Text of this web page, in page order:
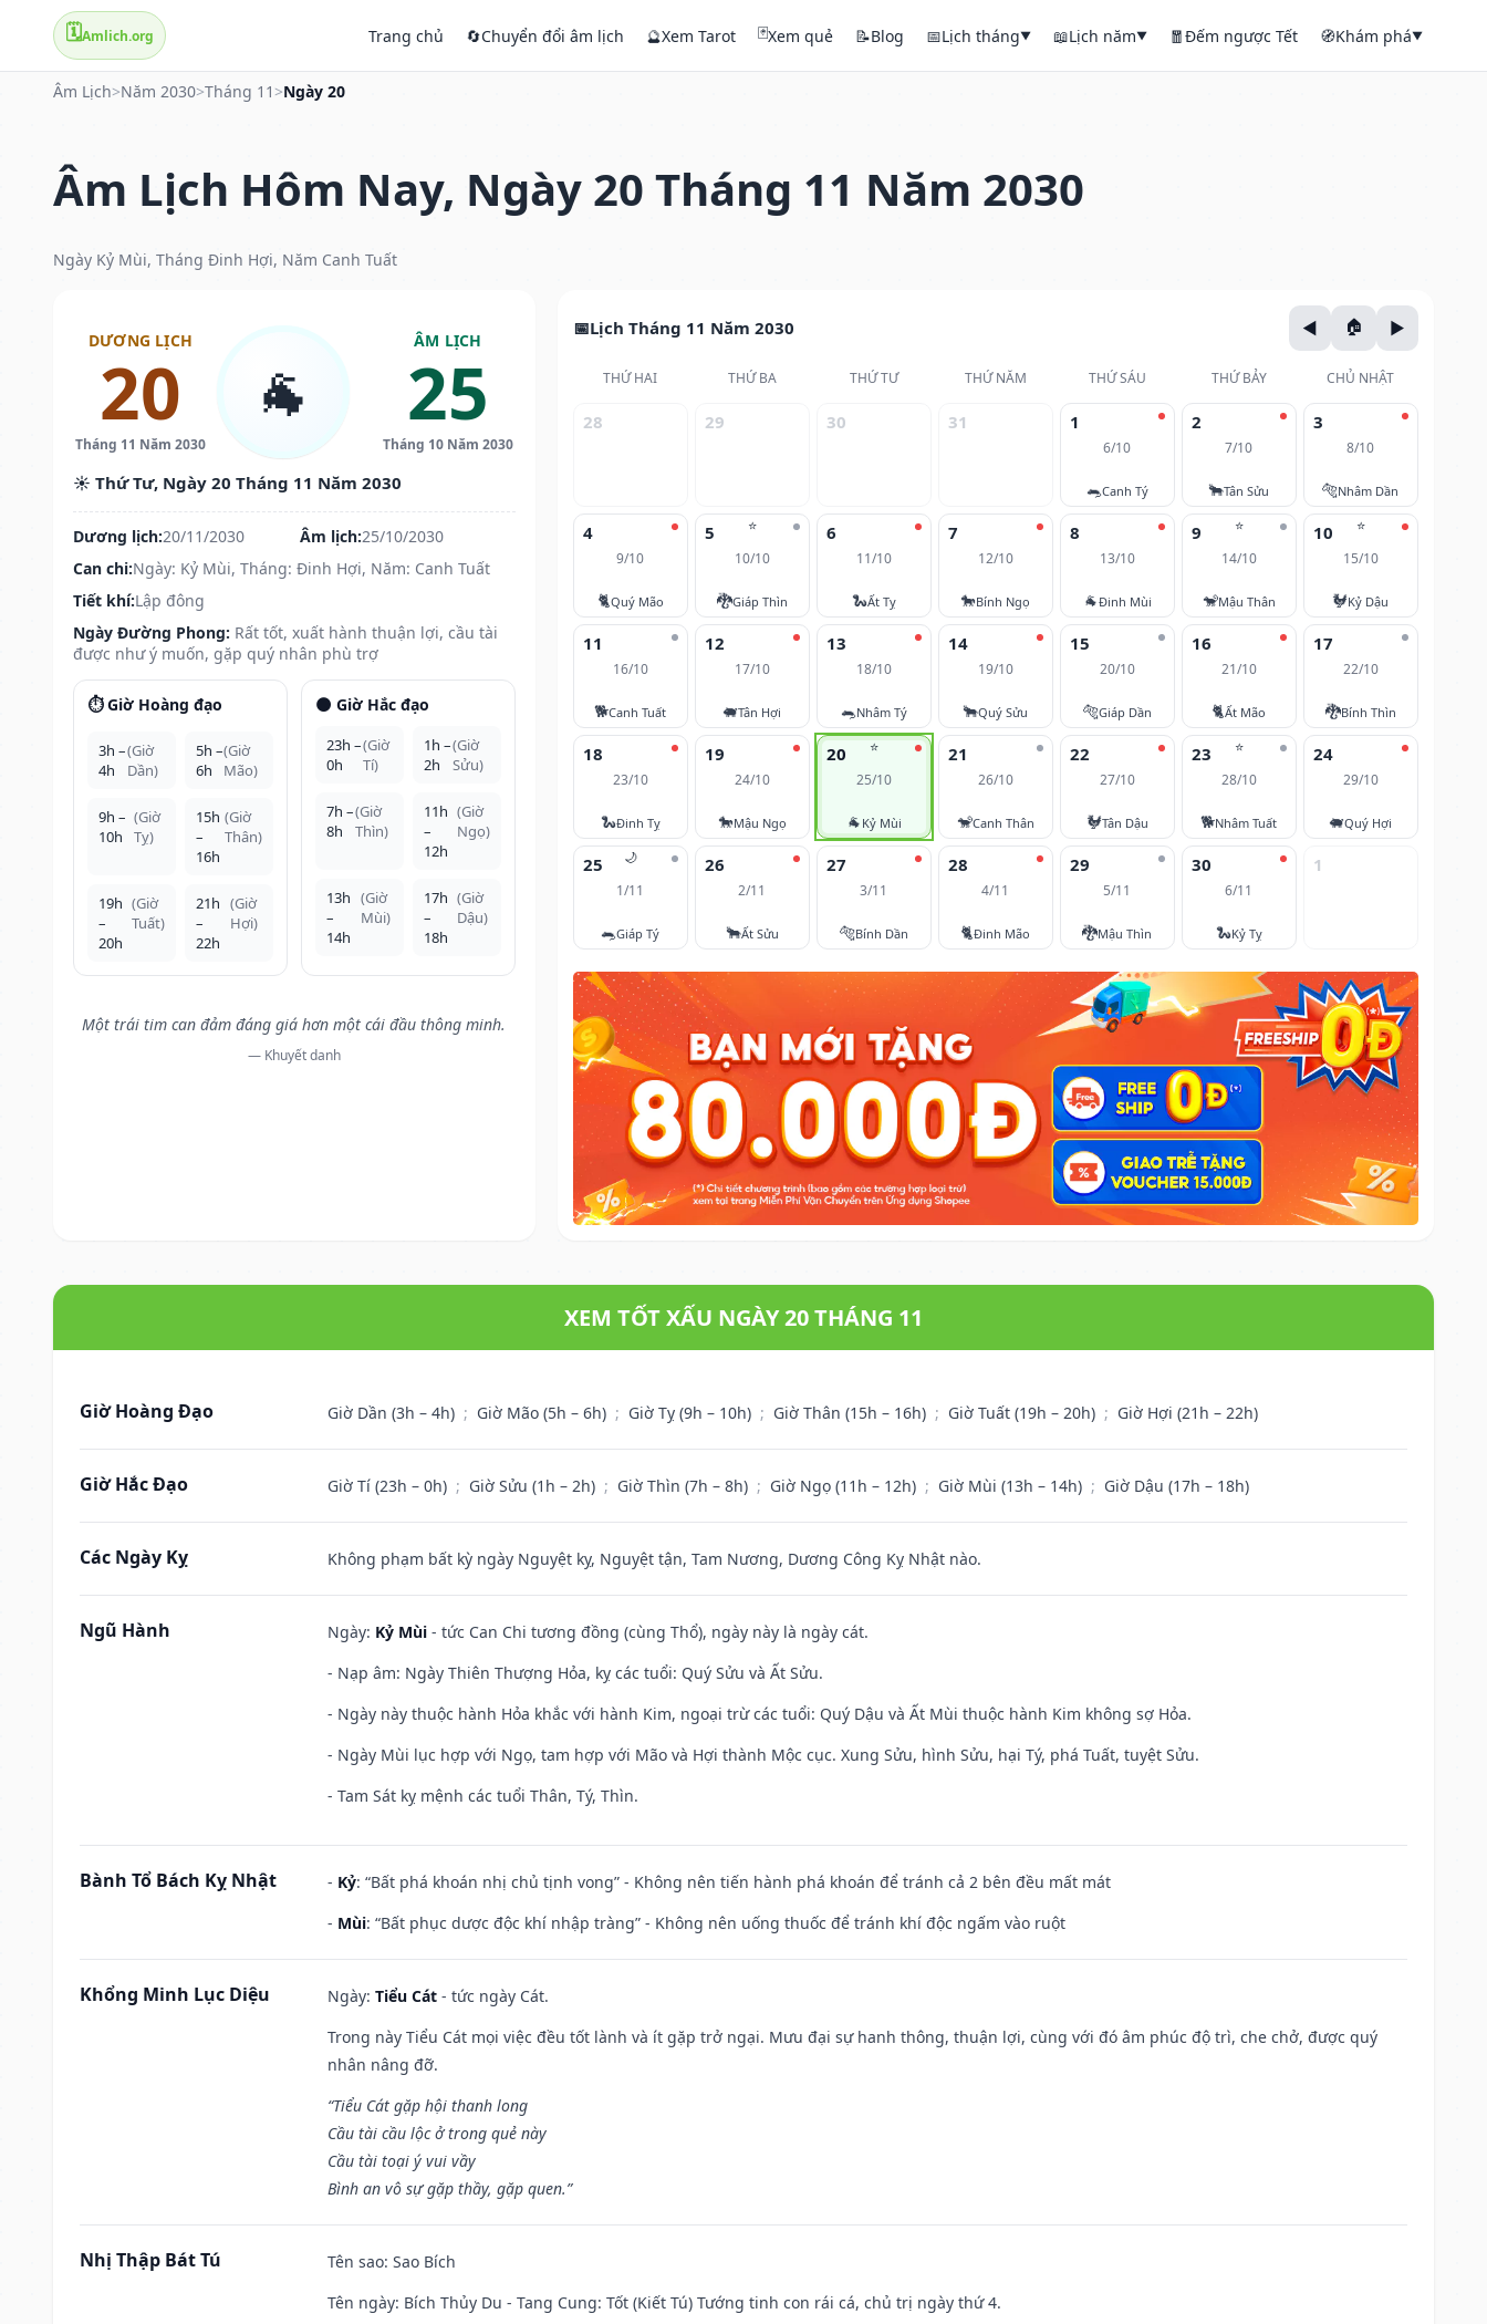
🗓️Amlich.org Trang chủ 🔄Chuyển đổi âm lịch 🔮Xem Tarot 🃏Xem quẻ 📝Blog 📅Lịch tháng▼ 📖Lịch năm▼ 🧧Đếm ngược Tết 🧭Khám phá▼
Âm Lịch>Năm 2030>Tháng 11 >Ngày 20
Âm Lịch Hôm Nay, Ngày 20 Tháng 11 Năm 2030
Ngày Kỷ Mùi, Tháng Đinh Hợi, Năm Canh Tuất
DƯƠNG LỊCH
20
Tháng 11 Năm 2030
🐐
ÂM LỊCH
25
Tháng 10 Năm 2030
☀️ Thứ Tư, Ngày 20 Tháng 11 Năm 2030
Dương lịch:20/11/2030 Âm lịch:25/10/2030
Can chi:Ngày: Kỷ Mùi, Tháng: Đinh Hợi, Năm: Canh Tuất
Tiết khí:Lập đông
Ngày Đường Phong: Rất tốt, xuất hành thuận lợi, cầu tài
được như ý muốn, gặp quý nhân phù trợ
⏱️ Giờ Hoàng đạo
3h –
4h
(Giờ
Dần)
5h –
6h
(Giờ
Mão)
9h –
10h
(Giờ
Tỵ)
15h
–
16h
(Giờ
Thân)
19h
–
20h
(Giờ
Tuất)
21h
–
22h
(Giờ
Hợi)
🌑 Giờ Hắc đạo
23h –
0h
(Giờ
Tí)
1h –
2h
(Giờ
Sửu)
7h –
8h
(Giờ
Thìn)
11h
–
12h
(Giờ
Ngọ)
13h
–
14h
(Giờ
Mùi)
17h
–
18h
(Giờ
Dậu)
Một trái tim can đảm đáng giá hơn một cái đầu thông minh.
— Khuyết danh
Lịch Tháng 11 Năm 2030
THỨ HAI THỨ BA THỨ TƯ THỨ NĂM THỨ SÁU THỨ BẢY CHỦ NHẬT
28 29 30 31 1
6/10
🐀Canh Tý
2
7/10
🐂Tân Sửu
3
8/10
🐅Nhâm Dần
4
9/10
🐈Quý Mão
⭐
5
10/10
🐉Giáp Thìn
6
11/10
🐍Ất Tỵ
7
12/10
🐎Bính Ngọ
8
13/10
🐐Đinh Mùi
⭐
9
14/10
🐒Mậu Thân
⭐
10
15/10
🐓Kỷ Dậu
11
16/10
🐕Canh Tuất
12
17/10
🐖Tân Hợi
13
18/10
🐀Nhâm Tý
14
19/10
🐂Quý Sửu
15
20/10
🐅Giáp Dần
16
21/10
🐈Ất Mão
17
22/10
🐉Bính Thìn
18
23/10
🐍Đinh Tỵ
19
24/10
🐎Mậu Ngọ
⭐
20
25/10
🐐 Kỷ Mùi
21
26/10
🐒Canh Thân
22
27/10
🐓Tân Dậu
⭐
23
28/10
🐕Nhâm Tuất
24
29/10
🐖Quý Hợi
🌙
25
1/11
🐀Giáp Tý
26
2/11
🐂Ất Sửu
27
3/11
🐅Bính Dần
28
4/11
🐈Đinh Mão
29
5/11
🐉Mậu Thìn
30
6/11
🐍Kỷ Tỵ
1
XEM TỐT XẤU NGÀY 20 THÁNG 11
Giờ Hoàng Đạo Giờ Dần (3h – 4h) ; Giờ Mão (5h – 6h) ; Giờ Tỵ (9h – 10h) ; Giờ Thân (15h – 16h) ; Giờ Tuất (19h – 20h) ; Giờ Hợi (21h – 22h)
Giờ Hắc Đạo Giờ Tí (23h – 0h) ; Giờ Sửu (1h – 2h) ; Giờ Thìn (7h – 8h) ; Giờ Ngọ (11h – 12h) ; Giờ Mùi (13h – 14h) ; Giờ Dậu (17h – 18h)
Các Ngày Kỵ Không phạm bất kỳ ngày Nguyệt kỵ, Nguyệt tận, Tam Nương, Dương Công Kỵ Nhật nào.
Ngũ Hành Ngày: Kỷ Mùi - tức Can Chi tương đồng (cùng Thổ), ngày này là ngày cát.
- Nạp âm: Ngày Thiên Thượng Hỏa, kỵ các tuổi: Quý Sửu và Ất Sửu.
- Ngày này thuộc hành Hỏa khắc với hành Kim, ngoại trừ các tuổi: Quý Dậu và Ất Mùi thuộc hành Kim không sợ Hỏa.
- Ngày Mùi lục hợp với Ngọ, tam hợp với Mão và Hợi thành Mộc cục. Xung Sửu, hình Sửu, hại Tý, phá Tuất, tuyệt Sửu.
- Tam Sát kỵ mệnh các tuổi Thân, Tý, Thìn.
Bành Tổ Bách Kỵ Nhật - Kỷ: “Bất phá khoán nhị chủ tịnh vong” - Không nên tiến hành phá khoán để tránh cả 2 bên đều mất mát
- Mùi: “Bất phục dược độc khí nhập tràng” - Không nên uống thuốc để tránh khí độc ngấm vào ruột
Khổng Minh Lục Diệu Ngày: Tiểu Cát - tức ngày Cát.
Trong này Tiểu Cát mọi việc đều tốt lành và ít gặp trở ngại. Mưu đại sự hanh thông, thuận lợi, cùng với đó âm phúc độ trì, che chở, được quý
nhân nâng đỡ.
“Tiểu Cát gặp hội thanh long
Cầu tài cầu lộc ở trong quẻ này
Cầu tài toại ý vui vầy
Bình an vô sự gặp thầy, gặp quen.”
Nhị Thập Bát Tú Tên sao: Sao Bích
Tên ngày: Bích Thủy Du - Tang Cung: Tốt (Kiết Tú) Tướng tinh con rái cá, chủ trị ngày thứ 4.